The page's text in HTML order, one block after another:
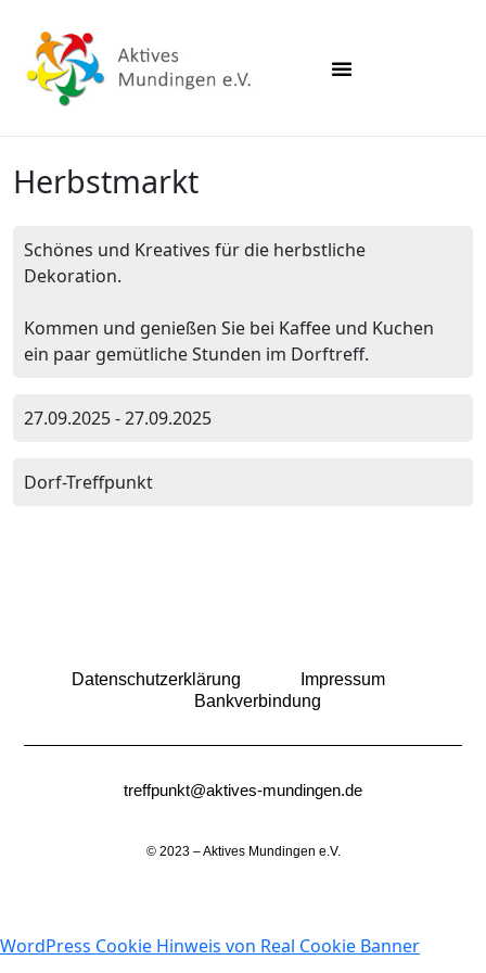
Herbstmarkt
Schönes und Kreatives für die herbstliche
Dekoration.
Kommen und genießen Sie bei Kaffee und Kuchen
ein paar gemütliche Stunden im Dorftreff.
27.09.2025 - 27.09.2025
Dorf-Treffpunkt
Datenschutzerklärung
Impressum
Bankverbindung
treffpunkt@aktives-mundingen.de
© 2023 – Aktives Mundingen e.V.
WordPress Cookie Hinweis von Real Cookie Banner